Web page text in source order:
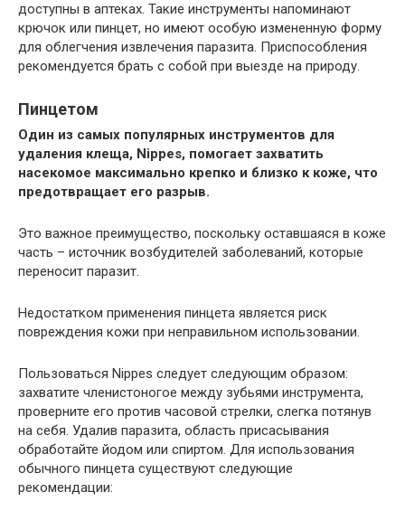
доступны в аптеках. Такие инструменты напоминают
крючок или пинцет, но имеют особую измененную форму
для облегчения извлечения паразита. Приспособления
рекомендуется брать с собой при выезде на природу.
Пинцетом
Один из самых популярных инструментов для
удаления клеща, Nippes, помогает захватить
насекомое максимально крепко и близко к коже, что
предотвращает его разрыв.
Это важное преимущество, поскольку оставшаяся в коже
часть – источник возбудителей заболеваний, которые
переносит паразит.
Недостатком применения пинцета является риск
повреждения кожи при неправильном использовании.
Пользоваться Nippes следует следующим образом:
захватите членистоногое между зубьями инструмента,
проверните его против часовой стрелки, слегка потянув
на себя. Удалив паразита, область присасывания
обработайте йодом или спиртом. Для использования
обычного пинцета существуют следующие
рекомендации: